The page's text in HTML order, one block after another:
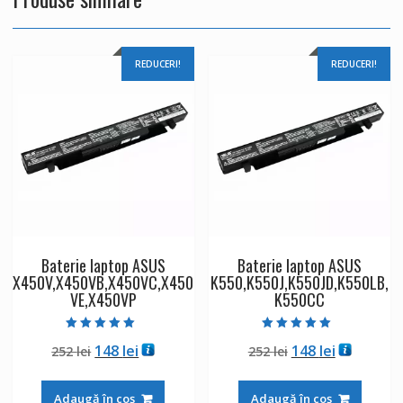
REDUCERI!
Baterie laptop ASUS
X450V,X450VB,X450VC,X450
VE,X450VP
5.00
din 5
252lei Prețul
a
148 leiPrețul
este:
Adaugă în coș
REDUCERI!
Baterie laptop ASUS
K550,K550J,K550JD,K550LB,
K550CC
5.00
din 5
252lei Prețul
a
148 leiPrețul
este:
Adaugă în coș